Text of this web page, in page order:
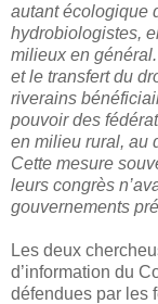
autant écologique
hydrobiologistes,
milieux en
et le transfert du
riverains
pouvoir des
en milieu rural, au
Cette mesure
leurs congrès
gouvernements
Les deux
d’information du
défendues par les